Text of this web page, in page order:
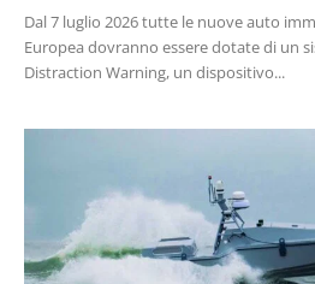
Dal 7 luglio 2026 tutte le nuove auto
Europea dovranno essere dotate di un
Distraction Warning, un dispositivo...